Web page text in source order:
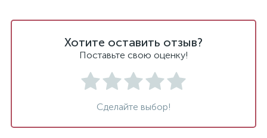
Хотите оставить отзыв?
Поставьте свою оценку!
Сделайте выбор!